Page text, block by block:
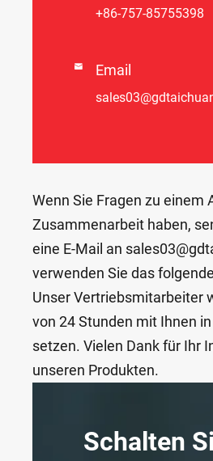
+86-757-85755398
 Email
Wenn Sie Fragen zu einem
Zusammenarbeit haben,
eine E-Mail an
verwenden Sie das
Unser Vertriebsmitarbeiter
von 24 Stunden mit Ihnen
setzen. Vielen Dank für Ihr
unseren Produkten.
Schalten